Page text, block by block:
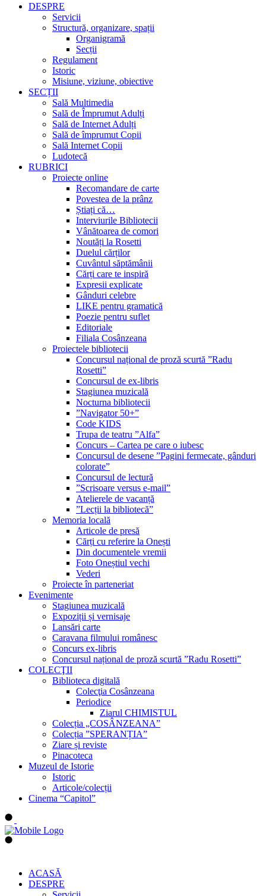
DESPRE
Servicii
Structură, organizare, spații
Organigramă
Secții
Regulament
Istoric
Misiune, viziune, obiective
SECȚII
Sală Multimedia
Sală de Împrumut Adulți
Sală de Internet Adulți
Sală de împrumut Copii
Sală Internet Copii
Ludotecă
RUBRICI
Proiecte online
Recomandare de carte
Povestea de la prânz
Știați că…
Interviurile Bibliotecii
Vânătoarea de comori
Noutăți la Rosetti
Duelul cărților
Cuvântul săptămânii
Cărți care te inspiră
Expresii explicate
Gânduri celebre
LIKE pentru gramatică
Poezie pentru suflet
Editoriale
Filiala Cosânzeana
Proiectele bibliotecii
Concursul național de proză scurtă ”Radu
Rosetti”
Concursul de ex-libris
Stagiunea muzicală
Nocturna bibliotecii
”Navigator 50+”
Code KIDS
Trupa de teatru ”Alfa”
Concurs – Cartea pe care o iubesc
Concursul de desene ”Pagini fermecate, gânduri
colorate”
Concursul de lectură
”Scrisoare versus e-mail”
Atelierele de vacanță
”Lecții la bibliotecă”
Memoria locală
Articole de presă
Cărți cu referire la Onești
Din documentele vremii
Foto Oneștiul vechi
Vederi
Proiecte în parteneriat
Evenimente
Stagiunea muzicală
Expoziții și vernisaje
Lansări carte
Caravana filmului românesc
Concurs ex-libris
Concursul național de proză scurtă ”Radu Rosetti”
COLECŢII
Biblioteca digitală
Colecţia Cosânzeana
Periodice
Ziarul CHIMISTUL
Colecția „COSÂNZEANA”
Colecția ”SPERANȚIA”
Ziare și reviste
Pinacoteca
Muzeul de Istorie
Istoric
Articole/colecții
Cinema “Capitol”
ACASĂ
DESPRE